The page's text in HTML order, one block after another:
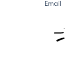
Email